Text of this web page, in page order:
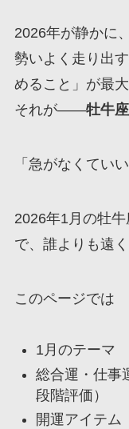
2026年が静かに
勢いよく走り出
めること」が最
それが――牡牛座
「急がなくてい
2026年1月の牡
で、誰よりも遠
このページでは
1月のテーマ
総合運・仕事
段階評価）
開運アイテム